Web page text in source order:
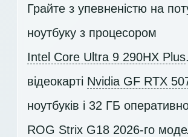
Грайте з упевненістю на
ноутбуку з процесором
Intel Core Ultra 9 290HX Plus
відеокарті Nvidia GF RTX
ноутбуків і 32 ГБ
ROG Strix G18 2026-го